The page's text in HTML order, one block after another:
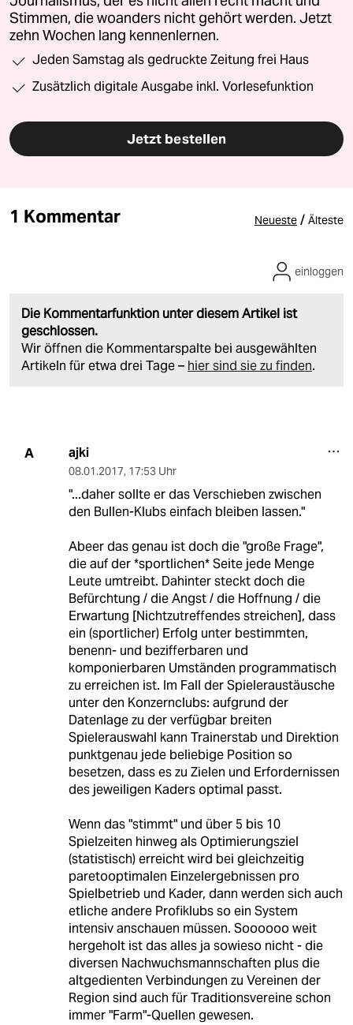
Stimmen, die woanders nicht gehört werden. Jetzt
zehn Wochen lang kennenlernen.
Jeden Samstag als gedruckte Zeitung frei Haus
Zusätzlich digitale Ausgabe inkl. Vorlesefunktion
Jetzt bestellen
1 Kommentar Neueste / Älteste
Die Kommentarfunktion unter diesem Artikel ist
geschlossen.
Wir öffnen die Kommentarspalte bei ausgewählten
Artikeln für etwa drei Tage – hier sind sie zu finden.
einloggen
A ajki
08.01.2017, 17:53 Uhr
"...daher sollte er das Verschieben zwischen
den Bullen-Klubs einfach bleiben lassen."
Abeer das genau ist doch die "große Frage",
die auf der *sportlichen* Seite jede Menge
Leute umtreibt. Dahinter steckt doch die
Befürchtung / die Angst / die Hoffnung / die
Erwartung [Nichtzutreffendes streichen], dass
ein (sportlicher) Erfolg unter bestimmten,
benenn- und bezifferbaren und
komponierbaren Umständen programmatisch
zu erreichen ist. Im Fall der Spieleraustäusche
unter den Konzernclubs: aufgrund der
Datenlage zu der verfügbar breiten
Spielerauswahl kann Trainerstab und Direktion
punktgenau jede beliebige Position so
besetzen, dass es zu Zielen und Erfordernissen
des jeweiligen Kaders optimal passt.
Wenn das "stimmt" und über 5 bis 10
Spielzeiten hinweg als Optimierungsziel
(statistisch) erreicht wird bei gleichzeitig
paretooptimalen Einzelergebnissen pro
Spielbetrieb und Kader, dann werden sich auch
etliche andere Profiklubs so ein System
intensiv anschauen müssen. Soooooo weit
hergeholt ist das alles ja sowieso nicht - die
diversen Nachwuchsmannschaften plus die
altgedienten Verbindungen zu Vereinen der
Region sind auch für Traditionsvereine schon
immer "Farm"-Quellen gewesen.